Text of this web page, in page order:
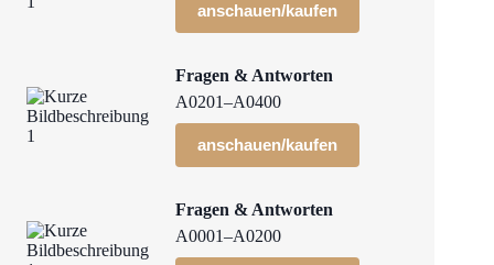
anschauen/kaufen
Fragen & Antworten
A0201–A0400
anschauen/kaufen
Fragen & Antworten
A0001–A0200